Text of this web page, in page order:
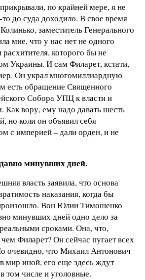
по крайней мере, я не
до суда доходило. В свое время
заместитель Генерального
мне, что у нас нет не одного
которого бы не
Украины. И сам Филарет, кстати,
Он украл многомиллиардную
есть обращение Священного
Собора УПЦ к власти и
Как вору, ему надо давать шесть
но коли он объявил себя
с империей – дали орден, и не
минувших дней.
власть заявила, что основа
наказания, когда бы
Вон Юлии Тимошенко
минувших дней одно дело за
сроками. Она, что,
Филарет? Он сейчас пугает всех
очевидно, что Михаил Антонович
мир иной, его еще здесь ждут
том числе и уголовные.